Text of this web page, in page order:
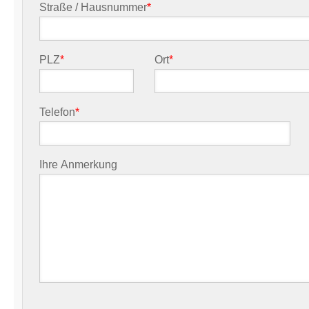
Straße / Hausnummer*
PLZ* Ort*
Telefon*
Ihre Anmerkung